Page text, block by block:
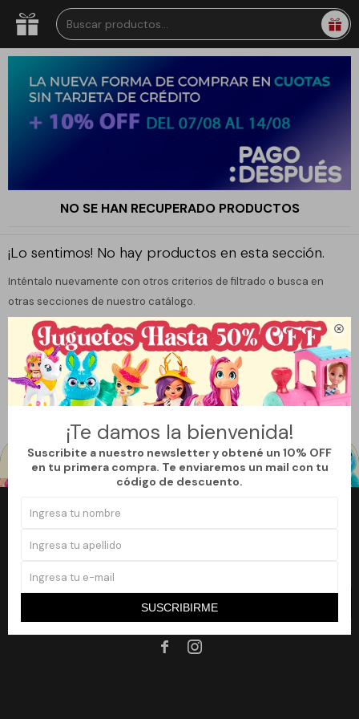

¡Te damos la bienvenida!
Suscribite a nuestro newsletter y obtené un 10% OFF
en tu primera compra. Te enviaremos un mail con tu
código de descuento.
SUSCRIBIRME
NO SE HAN RECUPERADO PRODUCTOS
¡Lo sentimos! No hay productos en esta sección.
Inténtalo nuevamente con otros criterios de filtrado o busca en
otras secciones de nuestro catálogo.
Filtrando por: Juguetería Harry Potter Quitar filtros
Te recomendamos quitar: Harry Potter
¡Suscribite a nuestro newsletter y accedé a un 10% off en tu primera
 